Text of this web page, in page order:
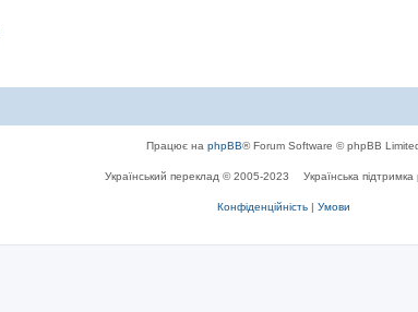
Працює на phpBB® Forum Software © phpBB
Український переклад © 2005-2023 Українська
Конфіденційність | Умови